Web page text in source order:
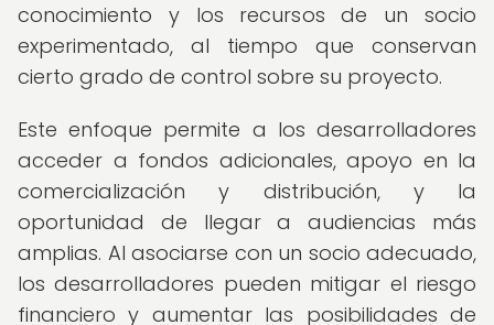
conocimiento y los recursos de un socio
experimentado, al tiempo que conservan
cierto grado de control sobre su proyecto.
Este enfoque permite a los desarrolladores
acceder a fondos adicionales, apoyo en la
comercialización y distribución, y la
oportunidad de llegar a audiencias más
amplias. Al asociarse con un socio adecuado,
los desarrolladores pueden mitigar el riesgo
financiero y aumentar las posibilidades de